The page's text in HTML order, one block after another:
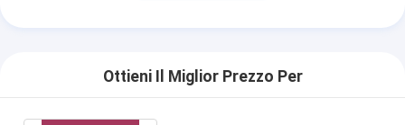
Ottieni Il Miglior Prezzo Per